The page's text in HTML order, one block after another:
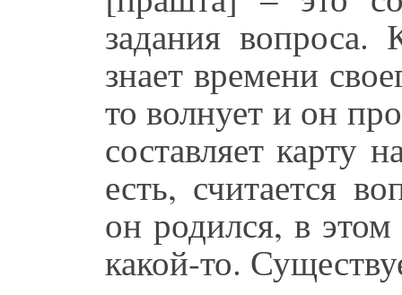
задания вопроса.
знает времени
то волнует и он
составляет карту
есть, считается
он родился, в
какой-то.